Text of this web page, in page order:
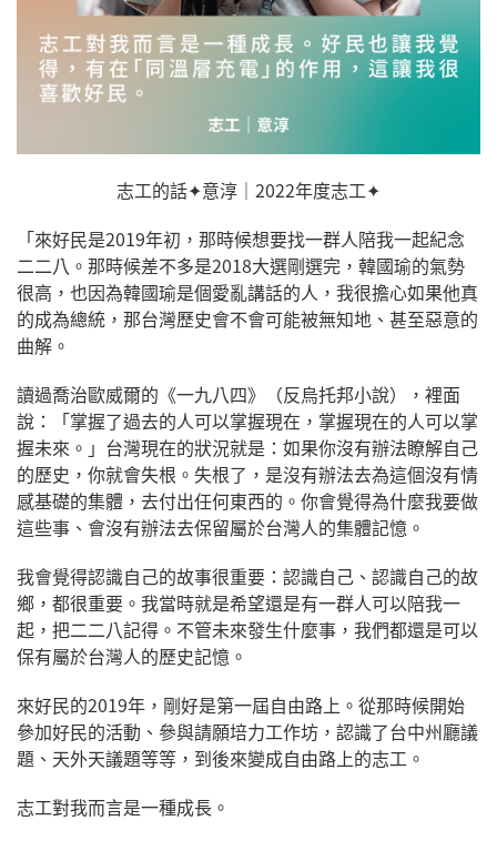
志工的話✦意淳｜2022年度志工✦
「來好民是2019年初，那時候想要找一群人陪我一起紀念
二二八。那時候差不多是2018大選剛選完，韓國瑜的氣勢
很高，也因為韓國瑜是個愛亂講話的人，我很擔心如果他真
的成為總統，那台灣歷史會不會可能被無知地、甚至惡意的
曲解。​
讀過喬治歐威爾的《一九八四》（反烏托邦小說），裡面
說：「掌握了過去的人可以掌握現在，掌握現在的人可以掌
握未來。」台灣現在的狀況就是：如果你沒有辦法瞭解自己
的歷史，你就會失根。失根了，是沒有辦法去為這個沒有情
感基礎的集體，去付出任何東西的。你會覺得為什麼我要做
這些事、會沒有辦法去保留屬於台灣人的集體記憶。​
我會覺得認識自己的故事很重要：認識自己、認識自己的故
鄉，都很重要。我當時就是希望還是有一群人可以陪我一
起，把二二八記得。不管未來發生什麼事，我們都還是可以
保有屬於台灣人的歷史記憶。​
來好民的2019年，剛好是第一屆自由路上。從那時候開始
參加好民的活動、參與請願培力工作坊，認識了台中州廳議
題、天外天議題等等，到後來變成自由路上的志工。​
志工對我而言是一種成長。